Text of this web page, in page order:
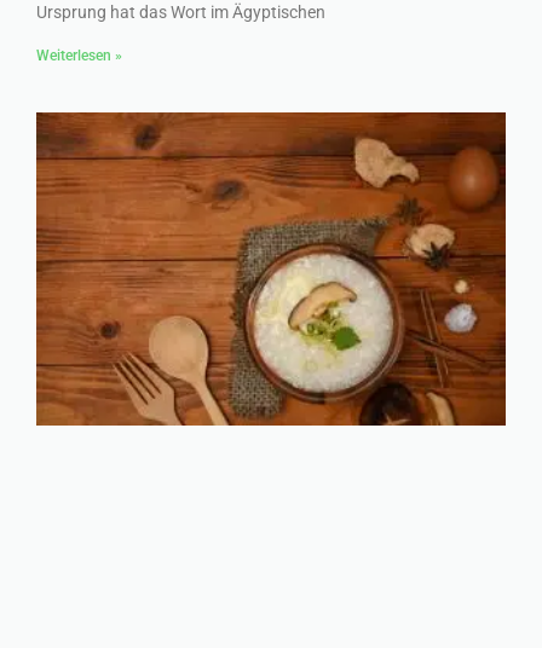
Ursprung hat das Wort im Ägyptischen
Weiterlesen »